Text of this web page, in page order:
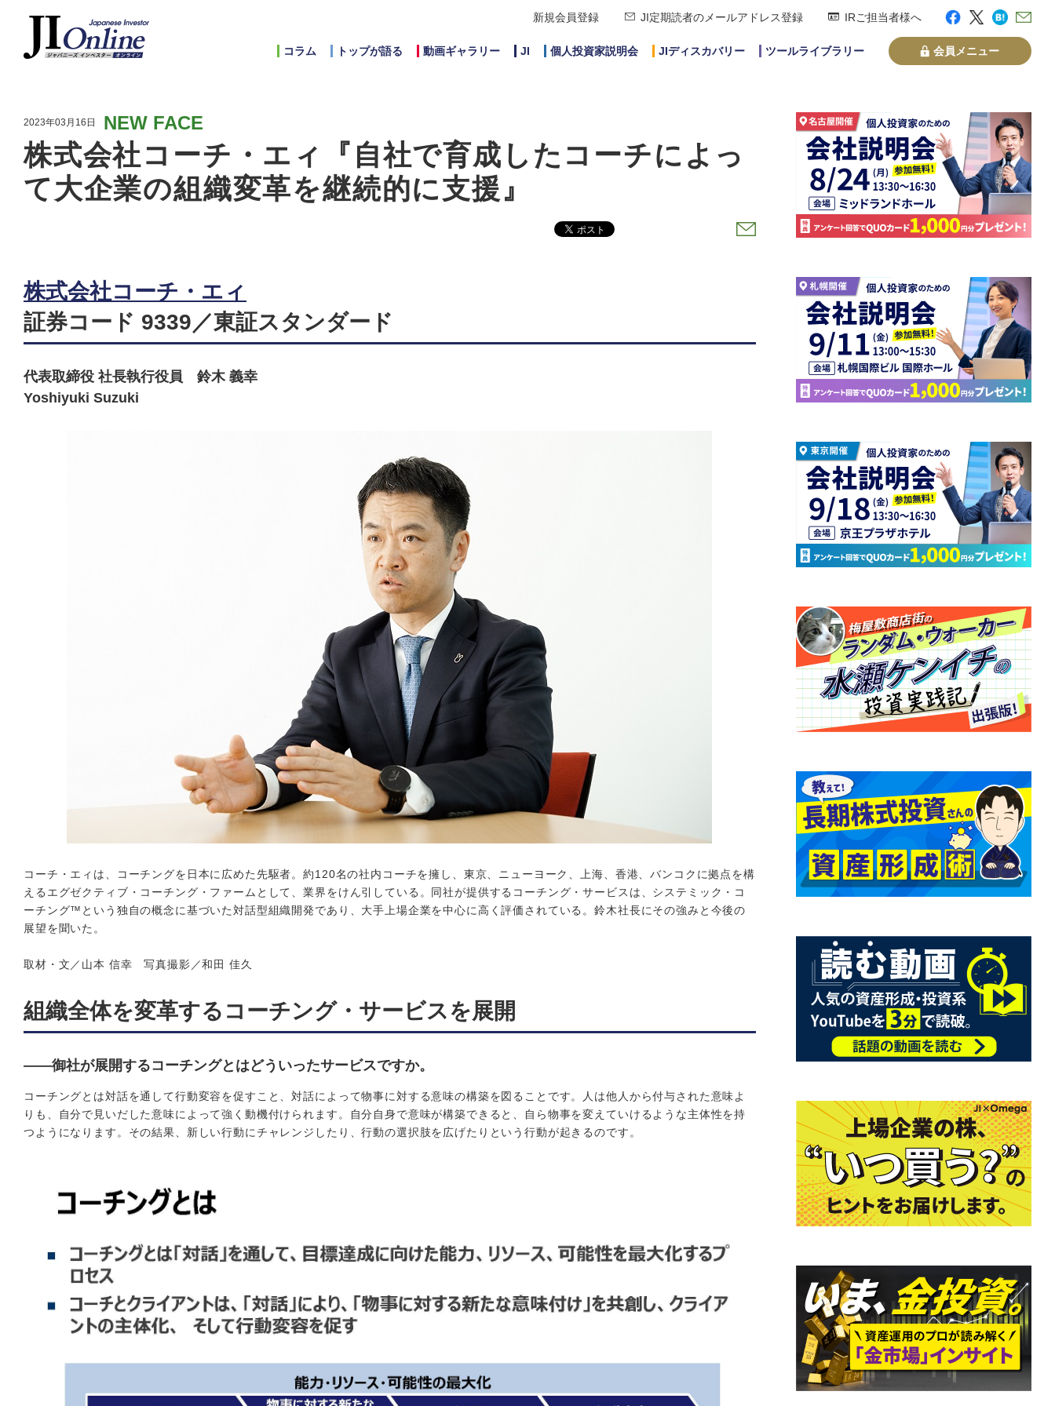
新規会員登録 JI定期読者のメールアドレス登録 IRご担当者様へ
コラム トップが語る 動画ギャラリー JI 個人投資家説明会 JIディスカバリー ツールライブラリー 会員メニュー
2023年03月16日 NEW FACE
株式会社コーチ・エィ『自社で育成したコーチによっ
て大企業の組織変革を継続的に支援』
株式会社コーチ・エィ
証券コード 9339／東証スタンダード
代表取締役 社長執行役員 鈴木 義幸
Yoshiyuki Suzuki
コーチ・エィは、コーチングを日本に広めた先駆者。約120名の社内コーチを擁し、東京、ニューヨーク、上海、香港、バンコクに拠点を構
えるエグゼクティブ・コーチング・ファームとして、業界をけん引している。同社が提供するコーチング・サービスは、システミック・コ
ーチング™という独自の概念に基づいた対話型組織開発であり、大手上場企業を中心に高く評価されている。鈴木社長にその強みと今後の
展望を聞いた。
取材・文／山本 信幸 写真撮影／和田 佳久
組織全体を変革するコーチング・サービスを展開
――御社が展開するコーチングとはどういったサービスですか。
コーチングとは対話を通して行動変容を促すこと、対話によって物事に対する意味の構築を図ることです。人は他人から付与された意味よ
りも、自分で見いだした意味によって強く動機付けられます。自分自身で意味が構築できると、自ら物事を変えていけるような主体性を持
つようになります。その結果、新しい行動にチャレンジしたり、行動の選択肢を広げたりという行動が起きるのです。